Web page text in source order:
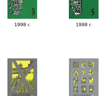
1998 г. 1998 г.